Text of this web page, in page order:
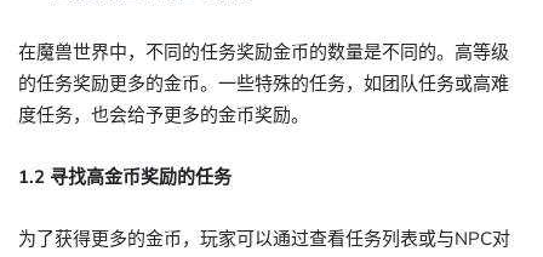
在魔兽世界中，不同的任务奖励金币的数量是不同的。高等级
的任务奖励更多的金币。一些特殊的任务，如团队任务或高难
度任务，也会给予更多的金币奖励。
1.2 寻找高金币奖励的任务
为了获得更多的金币，玩家可以通过查看任务列表或与NPC对